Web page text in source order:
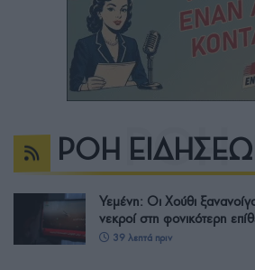
ΡΟΗ
Υεμένη: Οι Χούθι
νεκροί στη φονικότερη
39 λεπτά πριν